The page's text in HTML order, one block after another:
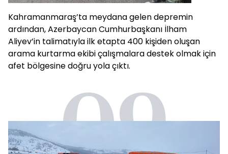
Kahramanmaraş’ta meydana gelen depremin
ardından, Azerbaycan Cumhurbaşkanı İlham
Aliyev’in talimatıyla ilk etapta 400 kişiden oluşan
arama kurtarma ekibi çalışmalara destek olmak için
afet bölgesine doğru yola çıktı.
09